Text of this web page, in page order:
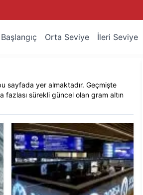
Başlangıç Orta Seviye İleri Seviye
sayfada yer almaktadır. Geçmişte
fazlası sürekli güncel olan gram altın